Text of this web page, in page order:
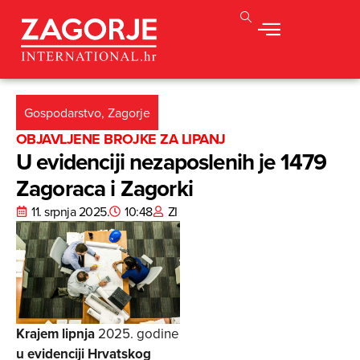
Gospodarstvo, Zagorje
OBJAVLJENE BROJKE ZA LIPANJ
U evidenciji nezaposlenih je 1479
Zagoraca i Zagorki
11. srpnja 2025. 10:48 ZI
Krajem lipnja 2025. godine
u evidenciji Hrvatskog